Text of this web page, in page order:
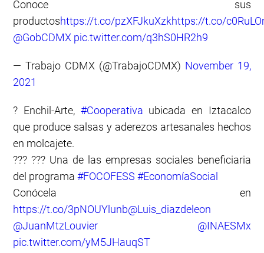
Conoce sus
productoshttps://t.co/pzXFJkuXzkhttps://t.co/
@GobCDMX pic.twitter.com/q3hS0HR2h9
— Trabajo CDMX (@TrabajoCDMX) November 19,
2021
? Enchil-Arte, #Cooperativa ubicada en Iztacalco
que produce salsas y aderezos artesanales hechos
en molcajete.
??‍? ??‍? Una de las empresas sociales beneficiaria
del programa#FOCOFESS #EconomíaSocial
Conócela en
https://t.co/3pNOUYlunb@Luis_diazdeleon
@JuanMtzLouvier
@INAESMx
pic.twitter.com/yM5JHauqST